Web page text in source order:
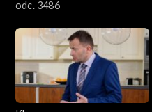
1901–2000
1801–1900
1701–1800
odc. 3486